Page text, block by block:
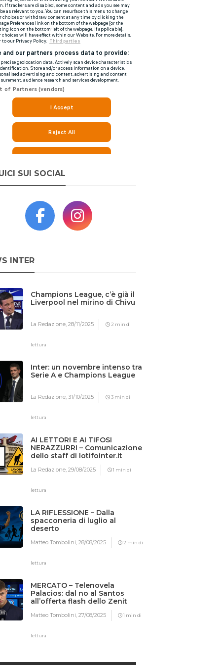
SUI SOCIAL
INTER
Champions League, c’è già il
Liverpool nel mirino di Chivu
La Redazione,28/11/2025 2 min di
lettura
Inter: un novembre intenso tra
Serie A e Champions League
La Redazione,31/10/2025 3 min di
lettura
AI LETTORI E AI TIFOSI
NERAZZURRI – Comunicazione
dello staff di Iotifointer.it
La Redazione,29/08/2025 1 min di
lettura
LA RIFLESSIONE – Dalla
spacconeria di luglio al
deserto
Matteo Tombolini,28/08/2025 2 min di
lettura
MERCATO – Telenovela
Palacios: dal no al Santos
all’offerta flash dello Zenit
Matteo Tombolini,27/08/2025 1 min di
lettura